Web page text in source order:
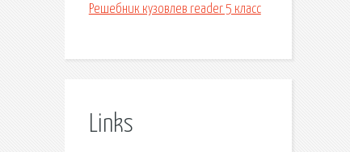
Решебник кузовлев reader 5 класс
Links